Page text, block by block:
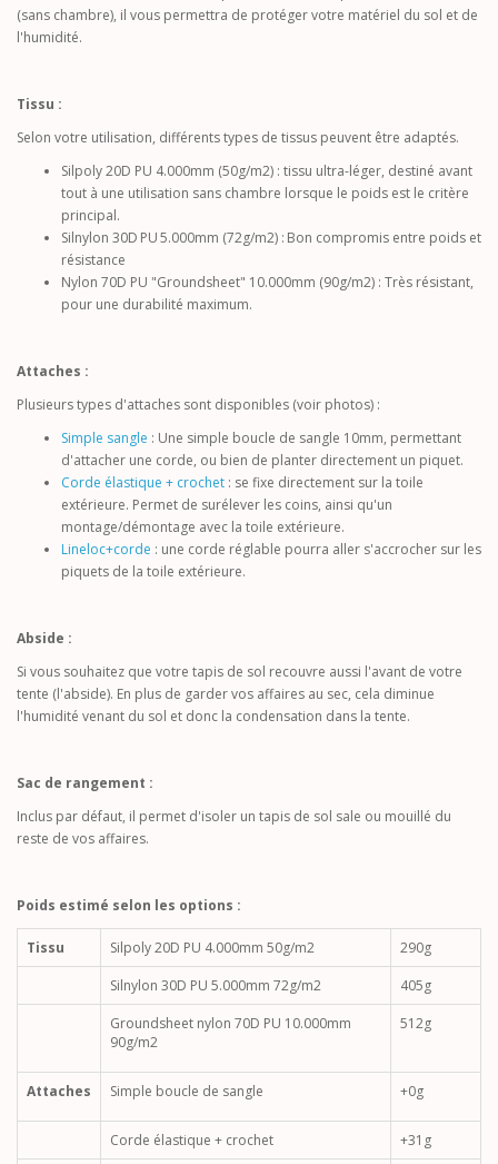
(sans chambre), il vous permettra de protéger votre matériel du sol et de
l'humidité.
Tissu :
Selon votre utilisation, différents types de tissus peuvent être adaptés.
Silpoly 20D PU 4.000mm (50g/m2) : tissu ultra-léger, destiné avant
tout à une utilisation sans chambre lorsque le poids est le critère
principal.
Silnylon 30D PU 5.000mm (72g/m2) : Bon compromis entre poids et
résistance
Nylon 70D PU "Groundsheet" 10.000mm (90g/m2) : Très résistant,
pour une durabilité maximum.
Attaches :
Plusieurs types d'attaches sont disponibles (voir photos) :
Simple sangle : Une simple boucle de sangle 10mm, permettant
d'attacher une corde, ou bien de planter directement un piquet.
Corde élastique + crochet : se fixe directement sur la toile
extérieure. Permet de surélever les coins, ainsi qu'un
montage/démontage avec la toile extérieure.
Lineloc+corde : une corde réglable pourra aller s'accrocher sur les
piquets de la toile extérieure.
Abside :
Si vous souhaitez que votre tapis de sol recouvre aussi l'avant de votre
tente (l'abside). En plus de garder vos affaires au sec, cela diminue
l'humidité venant du sol et donc la condensation dans la tente.
Sac de rangement :
Inclus par défaut, il permet d'isoler un tapis de sol sale ou mouillé du
reste de vos affaires.
Poids estimé selon les options :
Tissu Silpoly 20D PU 4.000mm 50g/m2
290g
Silnylon 30D PU 5.000mm 72g/m2
405g
Groundsheet nylon 70D PU 10.000mm
90g/m2
512g
Attaches Simple boucle de sangle +0g
Corde élastique + crochet
+31g